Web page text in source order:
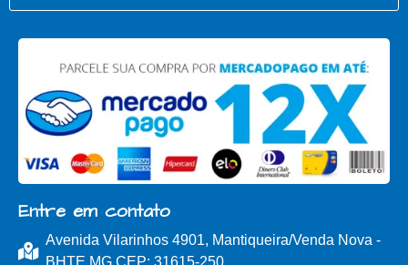
Entre em contato
Avenida Vilarinhos 4901, Mantiqueira/Venda Nova -
BHTE MG CEP: 31615-250